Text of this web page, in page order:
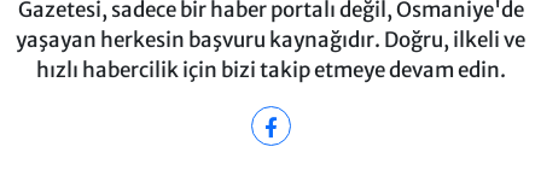
Gazetesi, sadece bir haber portalı değil, Osmaniye'de
yaşayan herkesin başvuru kaynağıdır. Doğru, ilkeli ve
hızlı habercilik için bizi takip etmeye devam edin.